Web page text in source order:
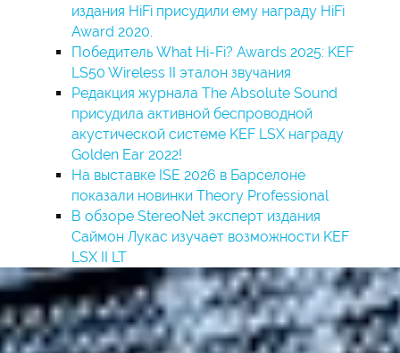
издания HiFi присудили ему награду HiFi
Award 2020.
Победитель What Hi-Fi? Awards 2025: KEF
LS50 Wireless II эталон звучания
Редакция журнала The Absolute Sound
присудила активной беспроводной
акустической системе KEF LSX награду
Golden Ear 2022!
На выставке ISE 2026 в Барселоне
показали новинки Theory Professional
В обзоре StereoNet эксперт издания
Саймон Лукас изучает возможности KEF
LSX II LT